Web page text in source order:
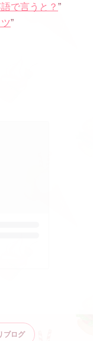
で言うと？ ”
”
ブログ